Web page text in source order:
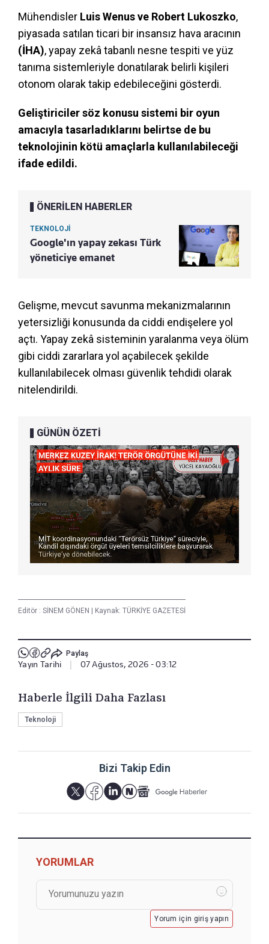
Mühendisler Luis Wenus ve Robert Lukoszko,
piyasada satılan ticari bir insansız hava aracının
(İHA), yapay zekâ tabanlı nesne tespiti ve yüz
tanıma sistemleriyle donatılarak belirli kişileri
otonom olarak takip edebileceğini gösterdi.
Geliştiriciler söz konusu sistemi bir oyun
amacıyla tasarladıklarını belirtse de bu
teknolojinin kötü amaçlarla kullanılabileceği
ifade edildi.
ÖNERİLEN HABERLER
TEKNOLOJİ
Google'ın yapay zekası Türk
yöneticiye emanet
Gelişme, mevcut savunma mekanizmalarının
yetersizliği konusunda da ciddi endişelere yol
açtı. Yapay zekâ sisteminin yaralanma veya ölüm
gibi ciddi zararlara yol açabilecek şekilde
kullanılabilecek olması güvenlik tehdidi olarak
nitelendirildi.
GÜNÜN ÖZETİ
Editör : SİNEM GÖNEN | Kaynak: TÜRKİYE GAZETESİ
Paylaş
Yayın Tarihi 07 Ağustos, 2026 - 03:12
Haberle İlgili Daha Fazlası
Teknoloji
Bizi Takip Edin
YORUMLAR
Yorum için giriş yapın